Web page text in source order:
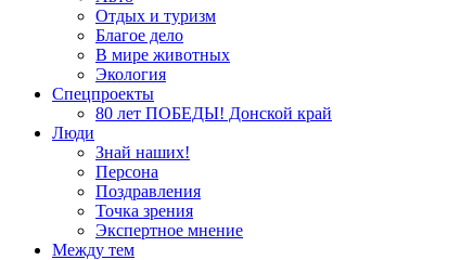
Отдых и туризм
Благое дело
В мире животных
Экология
Спецпроекты
80 лет ПОБЕДЫ! Донской край
Люди
Знай наших!
Персона
Поздравления
Точка зрения
Экспертное мнение
Между тем